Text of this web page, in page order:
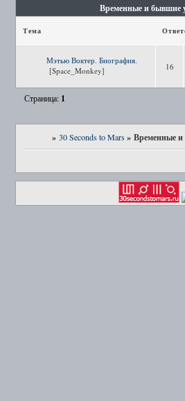
Временные и бывшие
Тема
Мэтью Воктер. Биография.
[Space_Monkey]
16
Страница: 1
» 30 Seconds to Mars » Временные